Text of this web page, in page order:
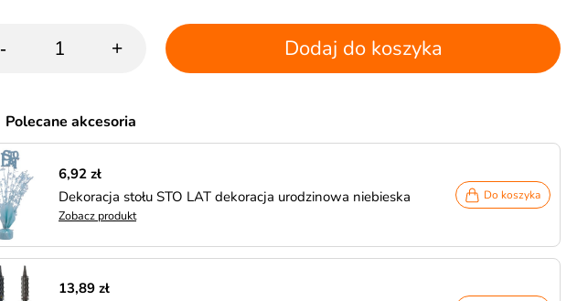
- + Dodaj do koszyka
Polecane akcesoria
6,92 zł
Dekoracja stołu STO LAT dekoracja urodzinowa niebieska
Zobacz produkt
Do koszyka
13,89 zł